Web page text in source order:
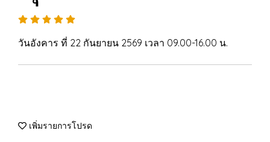
วันอังคาร ที่ 22 กันยายน 2569 เวลา 09.00-16.00 น.
เพิ่มรายการโปรด